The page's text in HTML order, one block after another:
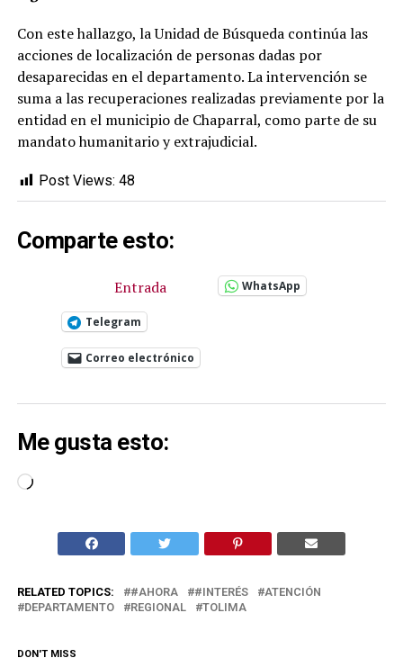
Con este hallazgo, la Unidad de Búsqueda continúa las
acciones de localización de personas dadas por
desaparecidas en el departamento. La intervención se
suma a las recuperaciones realizadas previamente por la
entidad en el municipio de Chaparral, como parte de su
mandato humanitario y extrajudicial.
Post Views: 48
Comparte esto:
Entrada WhatsApp
Telegram
Correo electrónico
Me gusta esto:
Cargando...
RELATED TOPICS: #AHORA #INTERÉS
ATENCIÓN
DEPARTAMENTO
REGIONAL TOLIMA
DON'T MISS